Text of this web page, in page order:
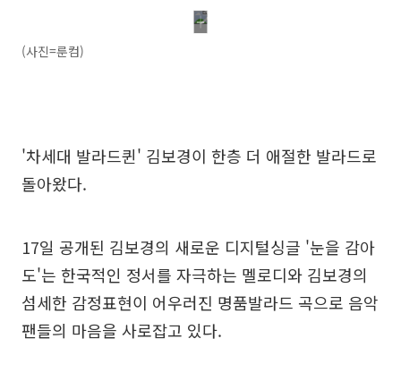
(사진=룬컴)
'차세대 발라드퀸' 김보경이 한층 더 애절한 발라드로
돌아왔다.
17일 공개된 김보경의 새로운 디지털싱글 '눈을 감아
도'는 한국적인 정서를 자극하는 멜로디와 김보경의
섬세한 감정표현이 어우러진 명품발라드 곡으로 음악
팬들의 마음을 사로잡고 있다.